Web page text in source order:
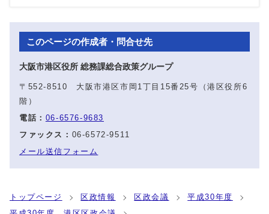
このページの作成者・問合せ先
大阪市港区役所 総務課総合政策グループ
〒552-8510 大阪市港区市岡1丁目15番25号（港区役所6
階）
電話： 06-6576-9683
ファックス： 06-6572-9511
メール送信フォーム
トップページ 区政情報 区政会議
平成30年度